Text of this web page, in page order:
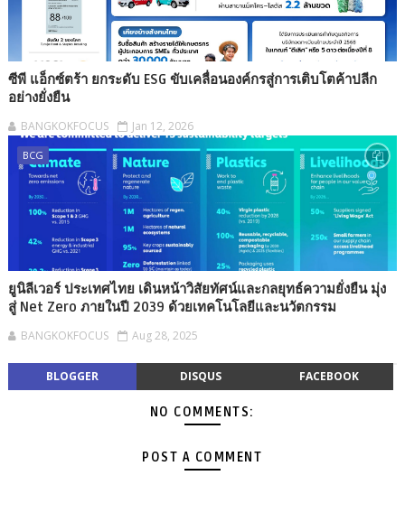
ซีพี แอ็กซ์ตร้า ยกระดับ ESG ขับเคลื่อนองค์กรสู่การเติบโตค้าปลีก
อย่างยั่งยืน
BANGKOKFOCUS Jan 12, 2026
BCG
ยูนิลีเวอร์ ประเทศไทย เดินหน้าวิสัยทัศน์และกลยุทธ์ความยั่งยืน มุ่ง
สู่ Net Zero ภายในปี 2039 ด้วยเทคโนโลยีและนวัตกรรม
BANGKOKFOCUS Aug 28, 2025
BLOGGER DISQUS FACEBOOK
NO COMMENTS:
POST A COMMENT